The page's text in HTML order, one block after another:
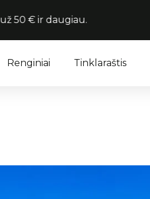
Renginiai Tinklaraštis